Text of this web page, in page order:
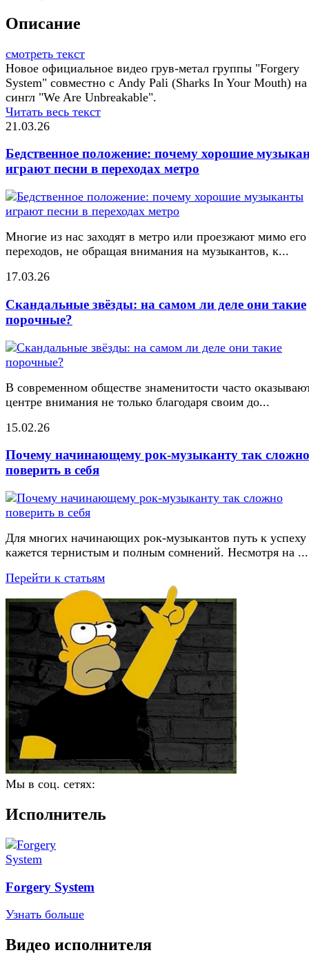
Описание
смотреть текст
Новое официальное видео грув-метал группы "Forgery
System" совместно с Andy Pali (Sharks In Your Mouth) на
сингл "We Are Unbreakable".
Читать весь текст
21.03.26
Бедственное положение: почему хорошие
играют песни в переходах метро
Многие из нас заходят в метро или проезжают мимо его
переходов, не обращая внимания на музыкантов, к...
17.03.26
Скандальные звёзды: на самом ли деле они такие
порочные?
В современном обществе знаменитости часто
центре внимания не только благодаря своим до...
15.02.26
Почему начинающему рок-музыканту так сложно
поверить в себя
Для многих начинающих рок-музыкантов путь к успеху
кажется тернистым и полным сомнений. Несмотря на ...
Перейти к статьям
Мы в соц. сетях:
Исполнитель
Forgery System
Узнать больше
Видео исполнителя